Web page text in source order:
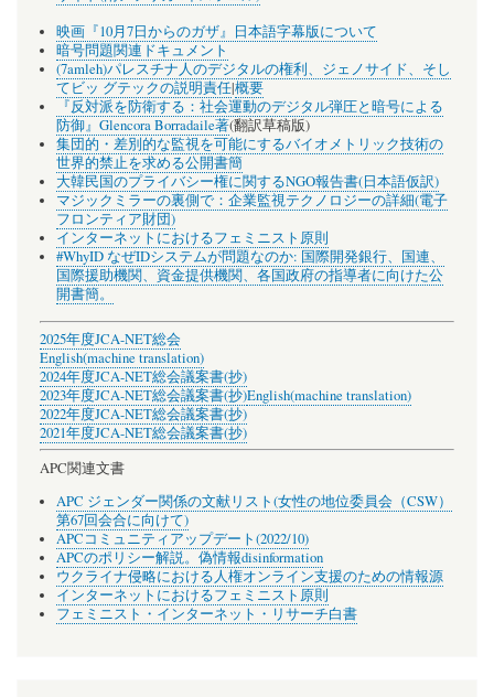
映画『10月7日からのガザ』日本語字幕版について
暗号問題関連ドキュメント
(7amleh)パレスチナ人のデジタルの権利、ジェノサイド、そし
てビッ グテックの説明責任|概要
『反対派を防衛する：社会運動のデジタル弾圧と暗号による
防御』Glencora Borradaile著(翻訳草稿版)
集団的・差別的な監視を可能にするバイオメトリック技術の
世界的禁止を求める公開書簡
大韓民国のプライバシー権に関するNGO報告書(日本語仮訳)
マジックミラーの裏側で：企業監視テクノロジーの詳細(電子
フロンティア財団)
インターネットにおけるフェミニスト原則
#WhyID なぜIDシステムが問題なのか: 国際開発銀行、国連、
国際援助機関、資金提供機関、各国政府の指導者に向けた公
開書簡。
2025年度JCA-NET総会
English(machine translation)
2024年度JCA-NET総会議案書(抄)
2023年度JCA-NET総会議案書(抄)English(machine translation)
2022年度JCA-NET総会議案書(抄)
2021年度JCA-NET総会議案書(抄)
APC関連文書
APC ジェンダー関係の文献リスト(女性の地位委員会（CSW）
第67回会合に向けて)
APCコミュニティアップデート(2022/10)
APCのポリシー解説。偽情報disinformation
ウクライナ侵略における人権オンライン支援のための情報源
インターネットにおけるフェミニスト原則
フェミニスト・インターネット・リサーチ白書